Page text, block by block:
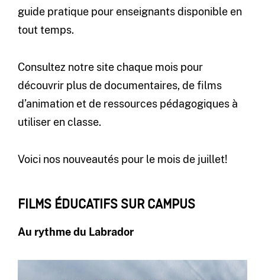
guide pratique pour enseignants disponible en
tout temps.
Consultez notre site chaque mois pour
découvrir plus de documentaires, de films
d’animation et de ressources pédagogiques à
utiliser en classe.
Voici nos nouveautés pour le mois de juillet!
FILMS ÉDUCATIFS SUR CAMPUS
Au rythme du Labrador